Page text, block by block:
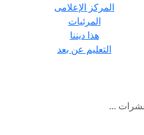
المركز الإعلامى
المرئيات
هذا ديننا
التعليم عن بعد
عشرات ...